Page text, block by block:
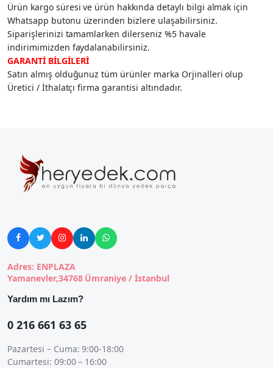
Ürün kargo süresi ve ürün hakkında detaylı bilgi almak için
Whatsapp butonu üzerinden bizlere ulaşabilirsiniz.
Siparişlerinizi tamamlarken dilerseniz %5 havale
indirimimizden faydalanabilirsiniz.
GARANTİ BİLGİLERİ
Satın almış olduğunuz tüm ürünler marka Orjinalleri olup
Üretici / İthalatçı firma garantisi altındadır.
    
Adres: ENPLAZA
Yamanevler,34768 Ümraniye / İstanbul
Yardım mı Lazım?
0 216 661 63 65
Pazartesi – Cuma: 9:00-18:00
Cumartesi: 09:00 – 16:00